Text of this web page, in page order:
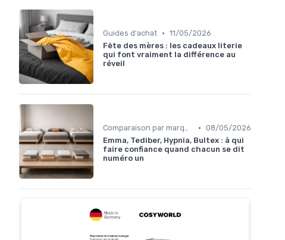
Guides d'achat • 11/05/2026
Fête des mères : les cadeaux literie
qui font vraiment la différence au
réveil
Comparaison par marque • 08/05/2026
Emma, Tediber, Hypnia, Bultex : à qui
faire confiance quand chacun se dit
numéro un